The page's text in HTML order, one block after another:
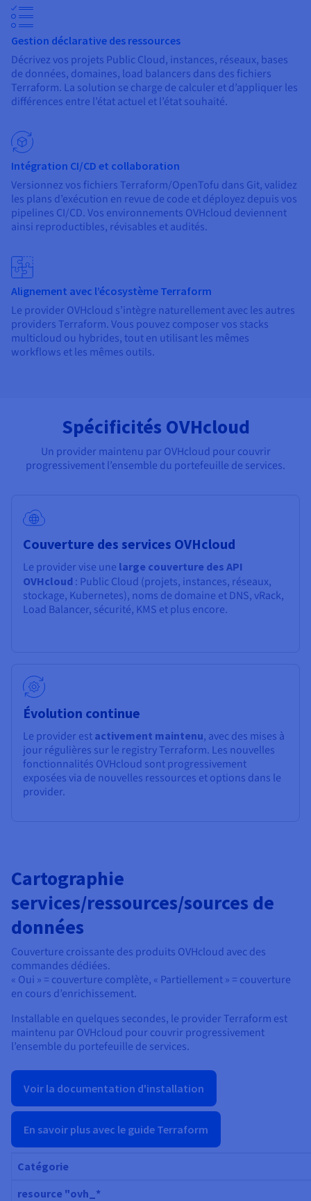
Tarifs
Disponibilités par régions
Documentation
Roadmap & Changelog
Roadmap & Changelog
Roadmap & Changelog
Gestion déclarative des ressources
Décrivez vos projets Public Cloud, instances, réseaux, bases
de données, domaines, load balancers dans des fichiers
Terraform. La solution se charge de calculer et d’appliquer les
différences entre l’état actuel et l’état souhaité.
Intégration CI/CD et collaboration
Versionnez vos fichiers Terraform/OpenTofu dans Git, validez
les plans d’exécution en revue de code et déployez depuis vos
pipelines CI/CD. Vos environnements OVHcloud deviennent
ainsi reproductibles, révisables et audités.
Alignement avec l’écosystème Terraform
Le provider OVHcloud s’intègre naturellement avec les autres
providers Terraform. Vous pouvez composer vos stacks
multicloud ou hybrides, tout en utilisant les mêmes
workflows et les mêmes outils.
Spécificités OVHcloud
Un provider maintenu par OVHcloud pour couvrir
progressivement l’ensemble du portefeuille de services.
Couverture des services OVHcloud
Le provider vise une large couverture des API
OVHcloud : Public Cloud (projets, instances, réseaux,
stockage, Kubernetes), noms de domaine et DNS, vRack,
Load Balancer, sécurité, KMS et plus encore.
Évolution continue
Le provider est activement maintenu, avec des mises à
jour régulières sur le registry Terraform. Les nouvelles
fonctionnalités OVHcloud sont progressivement
exposées via de nouvelles ressources et options dans le
provider.
Cartographie
services/ressources/sources de
données
Couverture croissante des produits OVHcloud avec des
commandes dédiées.
« Oui » = couverture complète, « Partiellement » = couverture
en cours d’enrichissement.
Installable en quelques secondes, le provider Terraform est
maintenu par OVHcloud pour couvrir progressivement
l’ensemble du portefeuille de services.
Voir la documentation d'installation
En savoir plus avec le guide Terraform
Catégorie
resource "ovh_*